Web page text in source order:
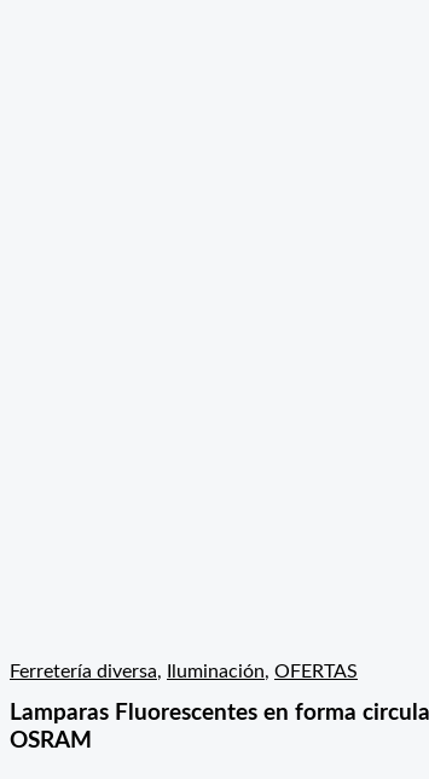
Ferretería diversa, Iluminación, OFERTAS
Lamparas Fluorescentes en forma
OSRAM